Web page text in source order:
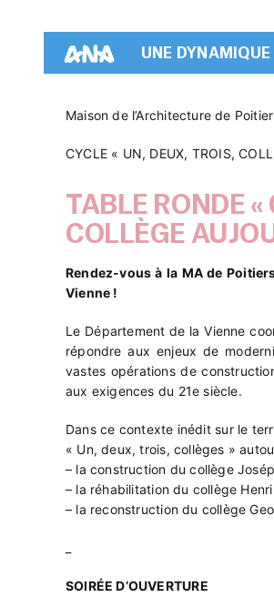
UNE DYNAMIQUE
Maison de l’Architecture de
CYCLE « UN, DEUX, TROIS,
TABLE RONDE
COLLÈGE
Rendez-vous à la MA de
Vienne !
Le Département de la Vienne
répondre aux enjeux de
vastes opérations de
aux exigences du 21e siècle.
Dans ce contexte inédit sur le
« Un, deux, trois, collèges »
– la construction du collège
– la réhabilitation du collège
– la reconstruction du collège
SOIRÉE D’OUVERTURE